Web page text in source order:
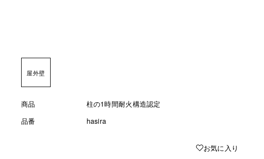
屋外壁
商品
柱の1時間耐火構造認定
品番
hasira
♥お気に入り